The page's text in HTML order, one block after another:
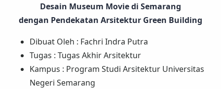
Desain Museum Movie di Semarang
dengan Pendekatan Arsitektur Green Building
Dibuat Oleh : Fachri Indra Putra
Tugas : Tugas Akhir Arsitektur
Kampus : Program Studi Arsitektur Universitas
Negeri Semarang